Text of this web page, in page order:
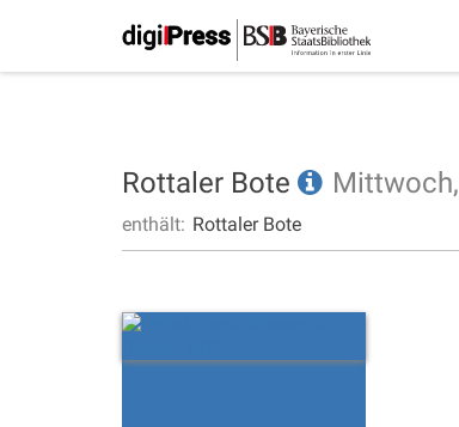
Rottaler Bote Mittwoch,
enthält: Rottaler Bote